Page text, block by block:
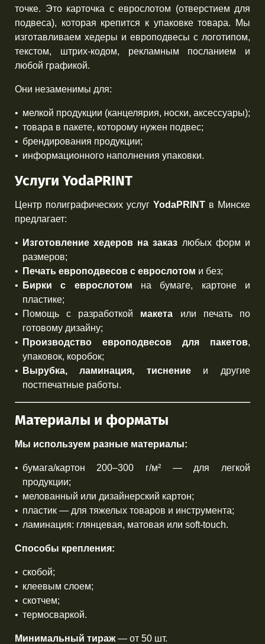
точке. Это карточка с еврослотом (отверстием для
подвеса), которая крепится к упаковке товара. Мы
изготавливаем хедеры и европодвесы с логотипом,
текстом, штрих-кодом, рекламным посланием и
любой графикой.
Они незаменимы для:
мелкой продукции (канцелярия, носки, аксессуары);
товара в пакете, которому нужен подвес;
брендирования продукции;
информационного наполнения упаковки.
Услуги YodaPRINT
Центр полиграфических услуг YodaPRINT в Минске
предлагает:
Изготовление хедеров на заказ любых форм и
размеров;
Печать европодвесов с еврослотом и без;
Бирки с еврослотом на бумаге, картоне и
пластике;
Помощь с разработкой макета или печать по
готовому дизайну;
Производство европодвесов для пакетов,
упаковок, коробок;
Вырубка, ламинация, тиснениеи другие
постпечатные работы.
Материалы и форматы
Мы используем разные материалы:
бумага/картон 200–300 г/м² — для легкой
продукции;
мелованный или дизайнерский картон;
пластик — для тяжелых товаров и инструмента;
ламинация: глянцевая, матовая или soft-touch.
Способы крепления:
скобой;
клеевым слоем;
скотчем;
термосваркой.
Минимальный тираж— от 50 шт.